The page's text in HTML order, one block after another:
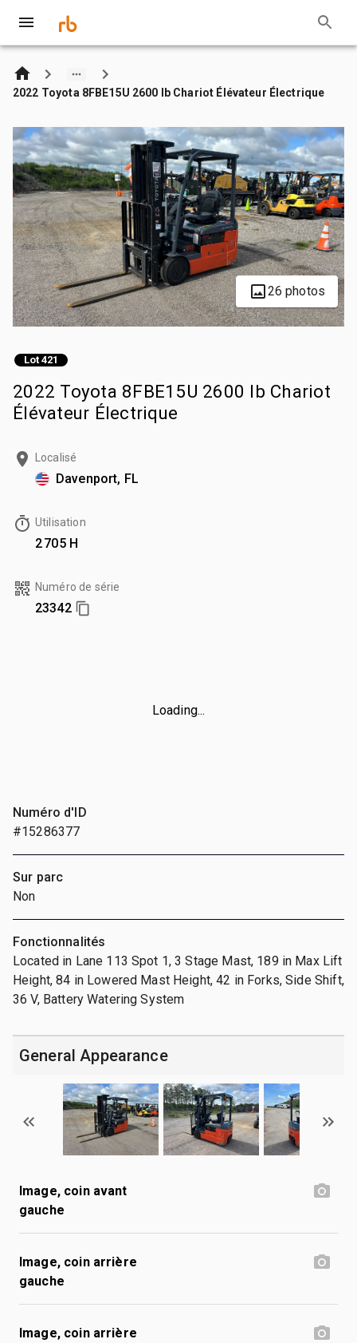
2022 Toyota 8FBE15U 2600 lb Chariot Élévateur Électrique
26 photos
Lot 421
2022 Toyota 8FBE15U 2600 lb Chariot
Élévateur Électrique
Localisé
Davenport, FL
Utilisation
2 705 H
Numéro de série
23342
Loading...
Numéro d'ID
#15286377
Sur parc
Non
Fonctionnalités
Located in Lane 113 Spot 1, 3 Stage Mast, 189 in Max Lift
Height, 84 in Lowered Mast Height, 42 in Forks, Side Shift,
36 V, Battery Watering System
General Appearance
Image, coin avant
gauche
Image, coin arrière
gauche
Image, coin arrière